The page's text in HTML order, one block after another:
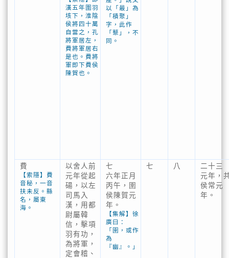
漢五年圍羽
垓下，淮陰
侯將四十萬
自當之，孔
將軍居左，
費將軍居右
是也。費將
軍即下費侯
陳賀也。
以「最」為
「積聚」
字，此作
「藂」，不
同。
費
【索隱】費
音秘，一音
扶未反。縣
名，屬東
海。
以舍人前
元年從起
碭，以左
司馬入
漢，用都
尉屬韓
信，擊項
羽有功，
為將軍，
定會稽、
七
六年正月
丙午，圉
侯陳賀元
年。
【集解】徐
廣曰：
「圉，或作
為
『幽』。」
七 八
二十三
元年，
侯常元
年。